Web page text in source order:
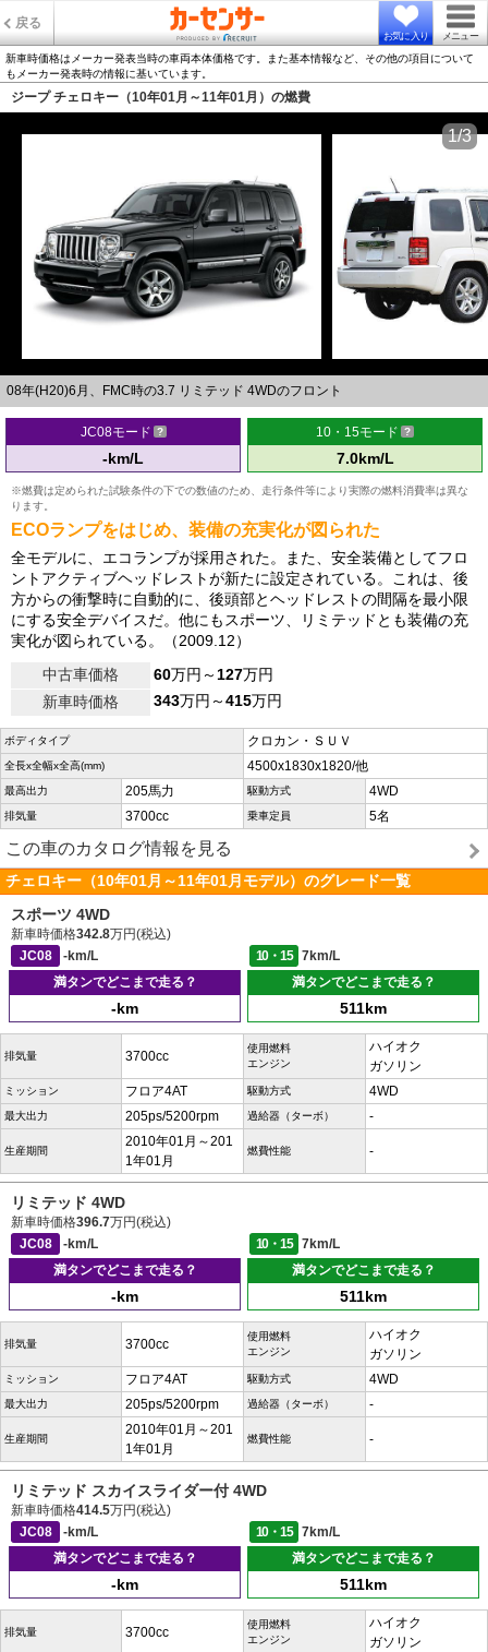
戻る
お気に入り メニュー
新車時価格はメーカー発表当時の車両本体価格です。また基本情報など、その他の項目について
もメーカー発表時の情報に基いています。
ジープ チェロキー（10年01月～11年01月）の燃費
08年(H20)6月、FMC時の3.7 リミテッド 4WDのフロント
1/3
JC08モード
-km/L
10・15モード
7.0km/L
※燃費は定められた試験条件の下での数値のため、走行条件等により実際の燃料消費率は異な
ります。
ECOランプをはじめ、装備の充実化が図られた
全モデルに、エコランプが採用された。また、安全装備としてフロ
ントアクティブヘッドレストが新たに設定されている。これは、後
方からの衝撃時に自動的に、後頭部とヘッドレストの間隔を最小限
にする安全デバイスだ。他にもスポーツ、リミテッドとも装備の充
実化が図られている。（2009.12）
中古車価格
60万円～127万円
新車時価格
343万円～415万円
ボディタイプ クロカン・ＳＵＶ
全長x全幅x全高(mm) 4500x1830x1820/他
最高出力 205馬力 駆動方式 4WD
排気量 3700cc 乗車定員 5名
この車のカタログ情報を見る
チェロキー（10年01月～11年01月モデル）のグレード一覧
スポーツ 4WD
新車時価格342.8万円(税込)
JC08
-km/L 10・15
7km/L
満タンでどこまで走る？
-km
満タンでどこまで走る？
511km
排気量 3700cc
使用燃料
エンジン
ハイオク
ガソリン
ミッション フロア4AT 駆動方式 4WD
最大出力 205ps/5200rpm 過給器（ターボ） -
生産期間
2010年01月～201
1年01月
燃費性能 -
リミテッド 4WD
新車時価格396.7万円(税込)
JC08
-km/L 10・15
7km/L
満タンでどこまで走る？
-km
満タンでどこまで走る？
511km
排気量 3700cc
使用燃料
エンジン
ハイオク
ガソリン
ミッション フロア4AT 駆動方式 4WD
最大出力 205ps/5200rpm 過給器（ターボ） -
生産期間
2010年01月～201
1年01月
燃費性能 -
リミテッド スカイスライダー付 4WD
新車時価格414.5万円(税込)
JC08
-km/L 10・15
7km/L
満タンでどこまで走る？
-km
満タンでどこまで走る？
511km
排気量 3700cc
使用燃料
エンジン
ハイオク
ガソリン